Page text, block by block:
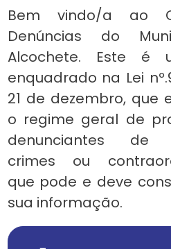
Bem vindo/a ao
Denúncias do
Alcochete. Este é
enquadrado na Lei
21 de dezembro, que
o regime geral de
denunciantes de
crimes ou
que pode e deve
sua informação.